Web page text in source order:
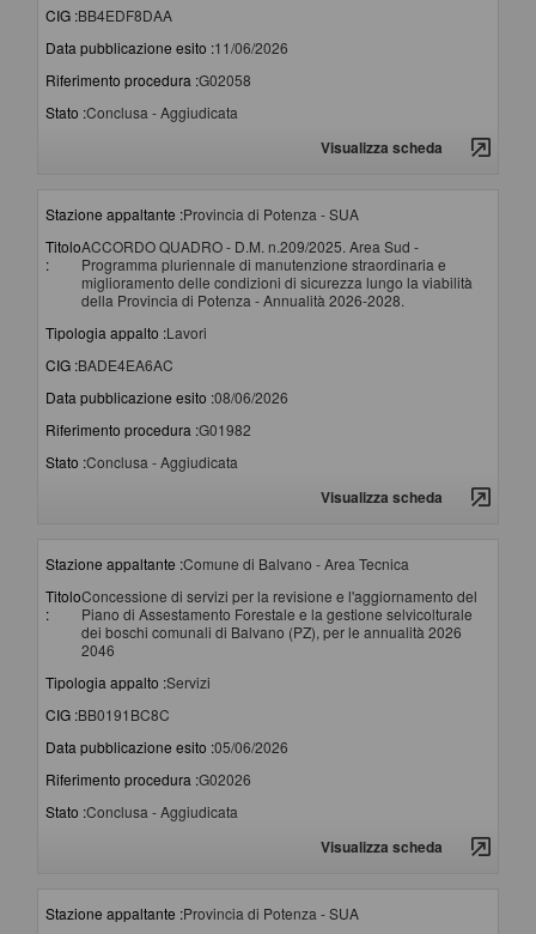
CIG :BB4EDF8DAA
Data pubblicazione esito :11/06/2026
Riferimento procedura :G02058
Stato :Conclusa - Aggiudicata
Visualizza scheda
Stazione appaltante :Provincia di Potenza - SUA
Titolo
:
ACCORDO QUADRO - D.M. n.209/2025. Area Sud -
Programma pluriennale di manutenzione straordinaria e
miglioramento delle condizioni di sicurezza lungo la viabilità
della Provincia di Potenza - Annualità 2026-2028.
Tipologia appalto :Lavori
CIG :BADE4EA6AC
Data pubblicazione esito :08/06/2026
Riferimento procedura :G01982
Stato :Conclusa - Aggiudicata
Visualizza scheda
Stazione appaltante :Comune di Balvano - Area Tecnica
Titolo
:
Concessione di servizi per la revisione e l'aggiornamento del
Piano di Assestamento Forestale e la gestione selvicolturale
dei boschi comunali di Balvano (PZ), per le annualità 2026
2046
Tipologia appalto :Servizi
CIG :BB0191BC8C
Data pubblicazione esito :05/06/2026
Riferimento procedura :G02026
Stato :Conclusa - Aggiudicata
Visualizza scheda
Stazione appaltante :Provincia di Potenza - SUA